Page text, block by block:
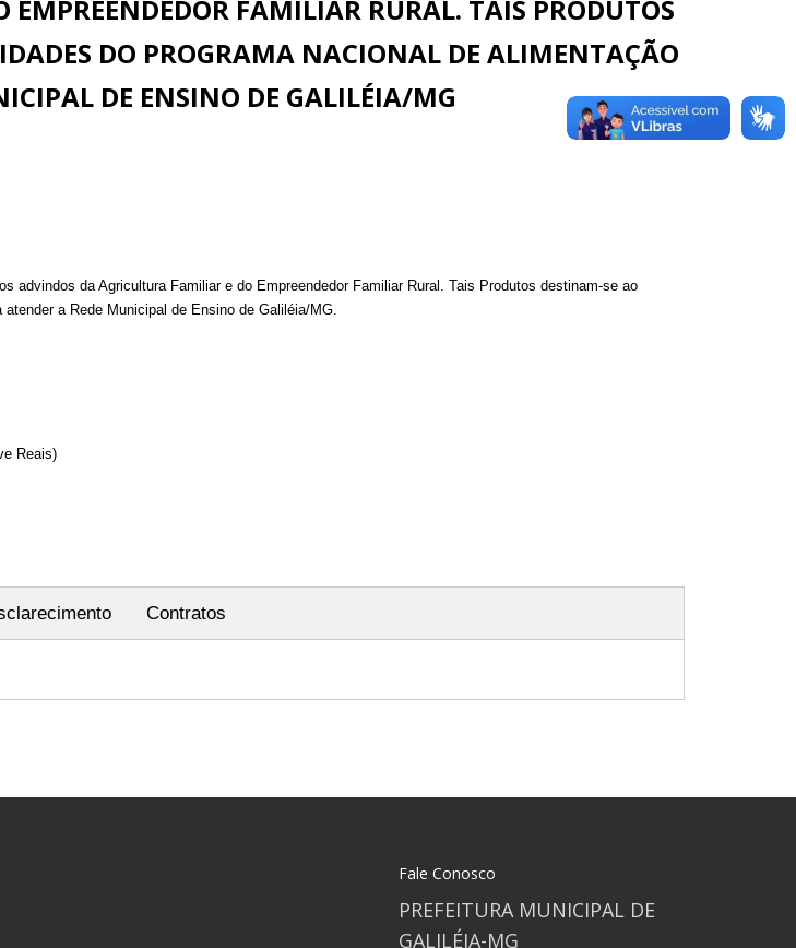
FAMILIAR RURAL. TAIS PRODUTOS
DO PROGRAMA NACIONAL DE ALIMENTAÇÃO
DE ENSINO DE GALILÉIA/MG
advindos da Agricultura Familiar e do Empreendedor Familiar Rural. Tais Produtos destinam-se ao
a Rede Municipal de Ensino de Galiléia/MG.
Reais)
Contratos
Fale Conosco
PREFEITURA MUNICIPAL DE
GALILÉIA-MG